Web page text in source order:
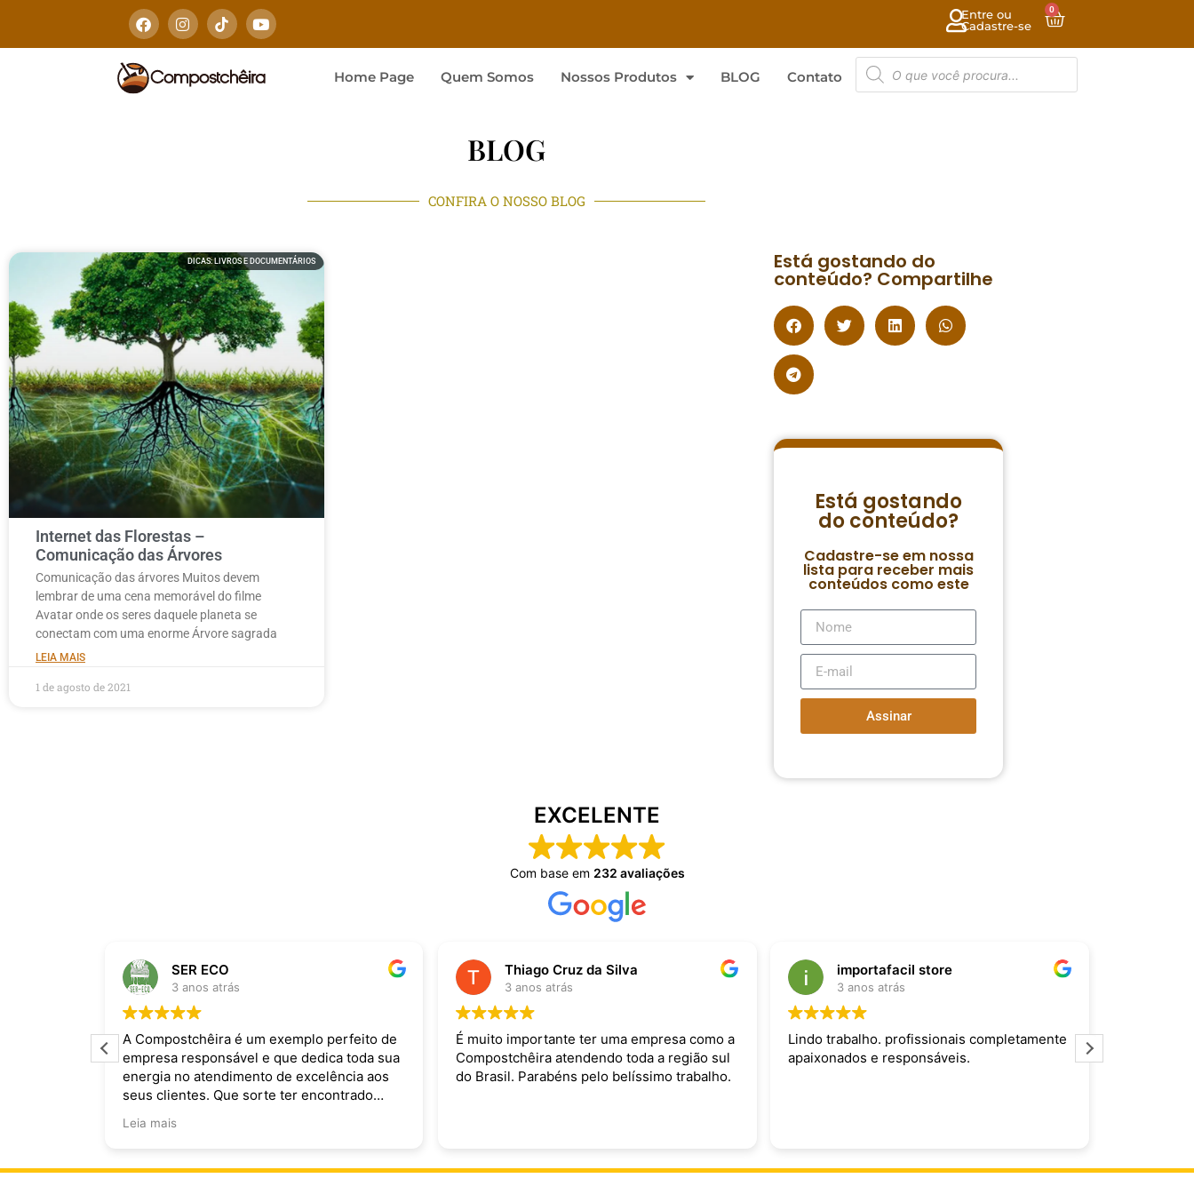
Entre ou
Cadastre-se
0
Home Page Quem Somos Nossos Produtos BLOG Contato
BLOG
CONFIRA O NOSSO BLOG
DICAS: LIVROS E DOCUMENTÁRIOS
Internet das Florestas –
Comunicação das Árvores
Comunicação das árvores Muitos devem
lembrar de uma cena memorável do filme
Avatar onde os seres daquele planeta se
conectam com uma enorme Árvore sagrada
LEIA MAIS
1 de agosto de 2021
Está gostando do
conteúdo? Compartilhe
Está gostando
do conteúdo?
Cadastre-se em nossa
lista para receber mais
conteúdos como este
Assinar
EXCELENTE
Com base em 232 avaliações
SER ECO
3 anos atrás
A Compostchêira é um exemplo perfeito de
empresa responsável e que dedica toda sua
energia no atendimento de excelência aos
seus clientes. Que sorte ter encontrado
Leia mais
Thiago Cruz da Silva
3 anos atrás
É muito importante ter uma empresa como a
Compostchêira atendendo toda a região sul
do Brasil. Parabéns pelo belíssimo trabalho.
importafacil store
3 anos atrás
Lindo trabalho. profissionais completamente
apaixonados e responsáveis.